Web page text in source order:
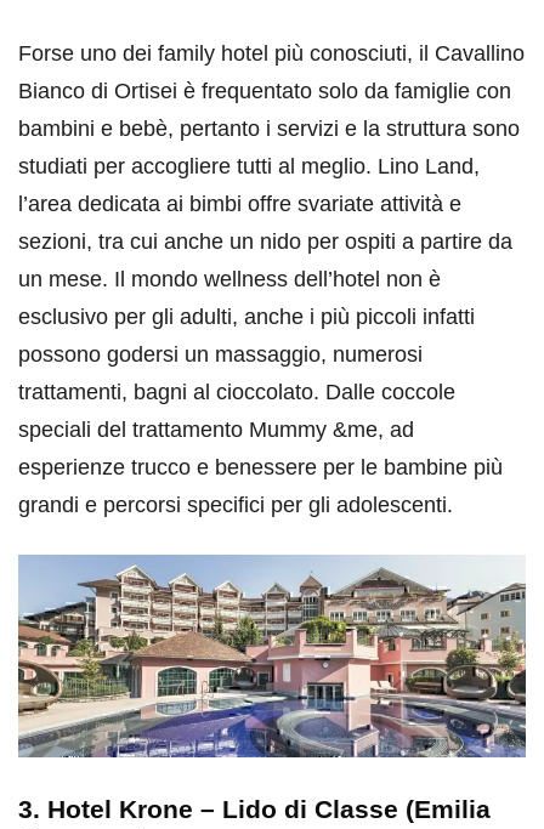
Forse uno dei family hotel più conosciuti, il Cavallino
Bianco di Ortisei è frequentato solo da famiglie con
bambini e bebè, pertanto i servizi e la struttura sono
studiati per accogliere tutti al meglio. Lino Land,
l’area dedicata ai bimbi offre svariate attività e
sezioni, tra cui anche un nido per ospiti a partire da
un mese. Il mondo wellness dell’hotel non è
esclusivo per gli adulti, anche i più piccoli infatti
possono godersi un massaggio, numerosi
trattamenti, bagni al cioccolato. Dalle coccole
speciali del trattamento Mummy &me, ad
esperienze trucco e benessere per le bambine più
grandi e percorsi specifici per gli adolescenti.
3. Hotel Krone – Lido di Classe (Emilia